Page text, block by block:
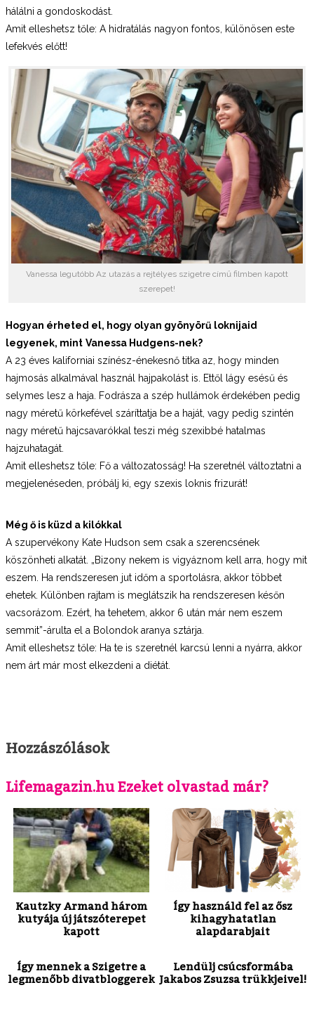
hálálni a gondoskodást.
Amit elleshetsz tőle: A hidratálás nagyon fontos, különösen este
lefekvés előtt!
Vanessa legutóbb Az utazás a rejtélyes szigetre című filmben kapott
szerepet!
Hogyan érheted el, hogy olyan gyönyörű loknijaid
legyenek, mint Vanessa Hudgens-nek?
A 23 éves kaliforniai színész-énekesnő titka az, hogy minden
hajmosás alkalmával használ hajpakolást is. Ettől lágy esésű és
selymes lesz a haja. Fodrásza a szép hullámok érdekében pedig
nagy méretű körkefével száríttatja be a haját, vagy pedig szintén
nagy méretű hajcsavarókkal teszi még szexibbé hatalmas
hajzuhatagát.
Amit elleshetsz tőle: Fő a változatosság! Ha szeretnél változtatni a
megjelenéseden, próbálj ki, egy szexis loknis frizurát!
Még ő is küzd a kilókkal
A szupervékony Kate Hudson sem csak a szerencsének
köszönheti alkatát. „Bizony nekem is vigyáznom kell arra, hogy mit
eszem. Ha rendszeresen jut időm a sportolásra, akkor többet
ehetek. Különben rajtam is meglátszik ha rendszeresen későn
vacsorázom. Ezért, ha tehetem, akkor 6 után már nem eszem
semmit”-árulta el a Bolondok aranya sztárja.
Amit elleshetsz tőle: Ha te is szeretnél karcsú lenni a nyárra, akkor
nem árt már most elkezdeni a diétát.
Hozzászólások
Lifemagazin.hu Ezeket olvastad már?
Kautzky Armand három
kutyája új játszóterepet
kapott
Így használd fel az ősz
kihagyhatatlan
alapdarabjait
Így mennek a Szigetre a
legmenőbb divatbloggerek
Lendülj csúcsformába
Jakabos Zsuzsa trükkjeivel!